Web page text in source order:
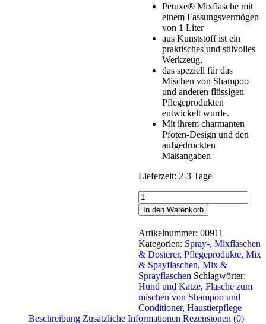
Petuxe® Mixflasche mit
einem Fassungsvermögen
von 1 Liter
aus Kunststoff ist ein
praktisches und stilvolles
Werkzeug,
das speziell für das
Mischen von Shampoo
und anderen flüssigen
Pflegeprodukten
entwickelt wurde.
Mit ihrem charmanten
Pfoten-Design und den
aufgedruckten
Maßangaben
Lieferzeit: 2-3 Tage
Petuxe®
Mixflasche
Menge
In den Warenkorb
Artikelnummer: 00911
Kategorien: Spray-, Mixflaschen
& Dosierer, Pflegeprodukte, Mix
& Spayflaschen, Mix &
Sprayflaschen Schlagwörter:
Hund und Katze, Flasche zum
mischen von Shampoo und
Conditioner, Haustierpflege
Beschreibung Zusätzliche Informationen Rezensionen (0)